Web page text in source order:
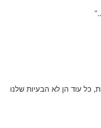
כל עוד הן לא הבעיות שלנו